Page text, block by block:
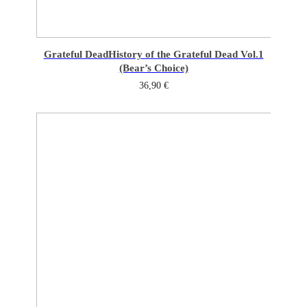
Grateful DeadHistory of the Grateful Dead Vol.1
(Bear’s Choice)
36,90 €